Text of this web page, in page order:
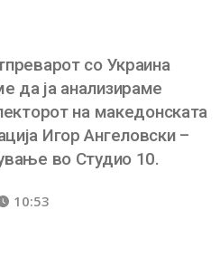
со Украина
да ја анализираме
на македонската
Игор Ангеловски –
во Студио 10.
10:53